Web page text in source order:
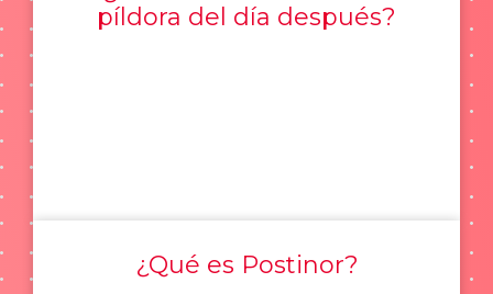
píldora del día después?
¿Qué es Postinor?